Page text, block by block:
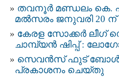
തവനൂർ മണ്ഡലം കെ.
മൽസരം ജനുവരി 20 ന്
കേരള സോക്കർ
ചാമ്പ്യന്‍ ഷിപ്പ് :
സെവൻസ് ഫുട് ബോൾ
പ്രകാശനം ചെയ്തു